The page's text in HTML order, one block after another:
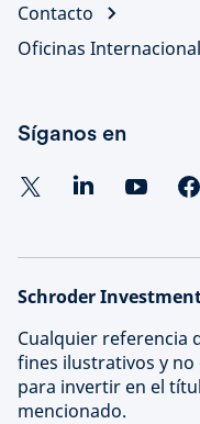
Contacto
Oficinas
Síganos en
Schroder
Cualquier referencia
fines ilustrativos y
para invertir en el
mencionado.